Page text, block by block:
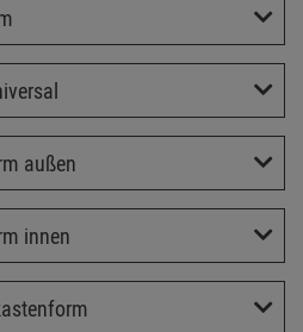
außen
innen